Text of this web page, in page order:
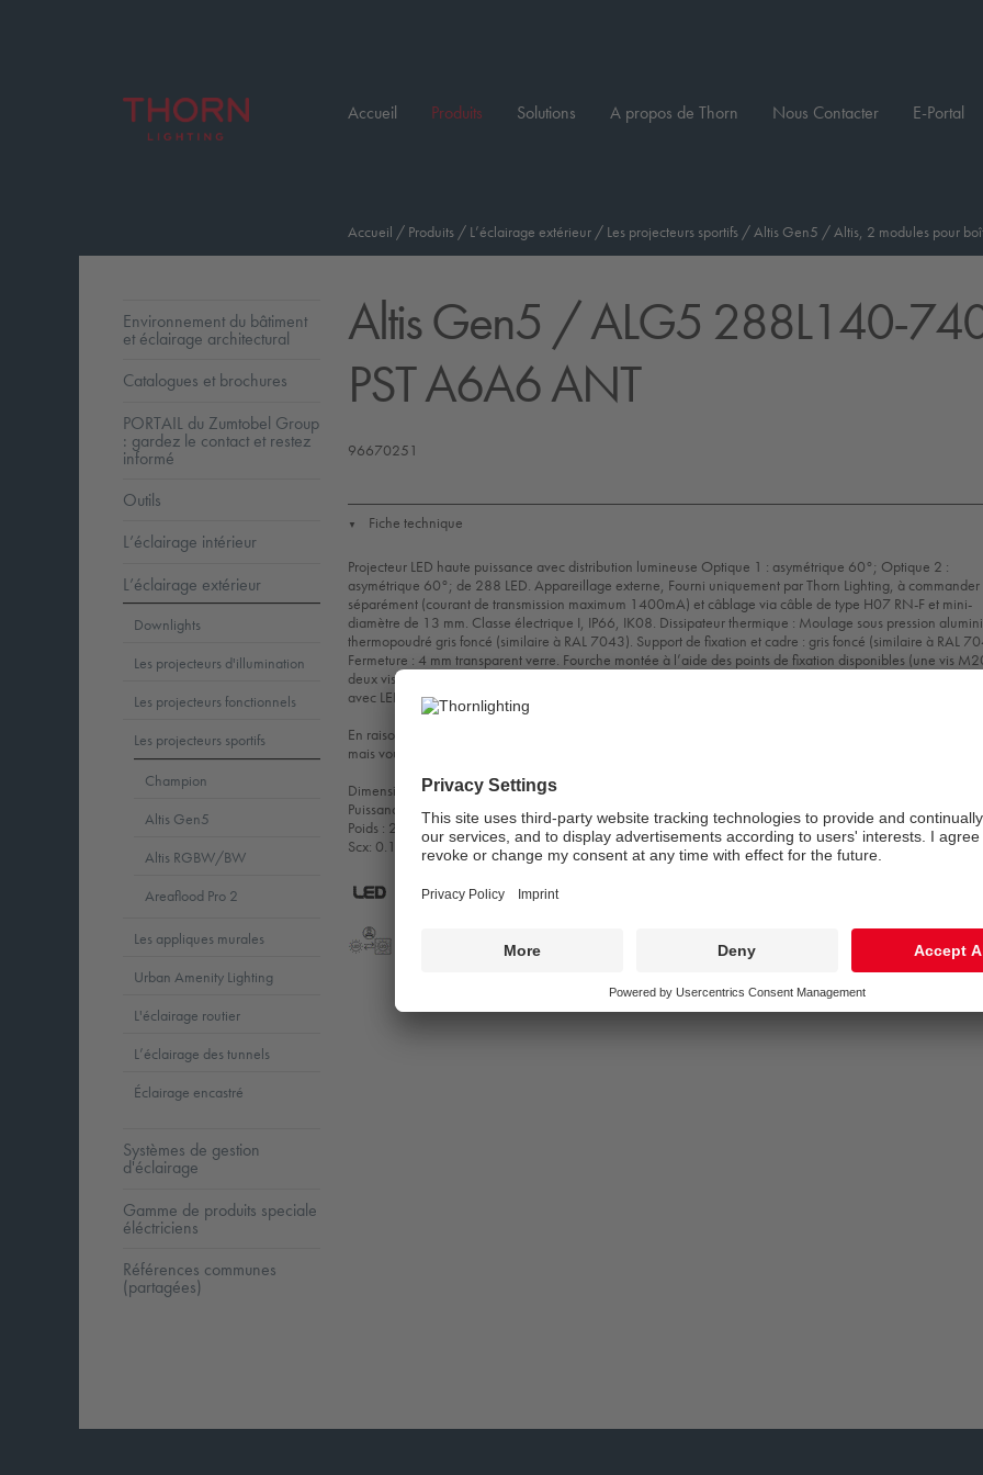
Accueil Produits Solutions A propos de Thorn Nous Contacter E-Portal
Accueil / Produits / L’éclairage extérieur / Les projecteurs sportifs /Altis Gen5 /Altis, 2 modules pour
Altis Gen5 / ALG5 288L140-
PST A6A6 ANT
96670251
▼ Fiche technique
Projecteur LED haute puissance avec distribution lumineuse Optique 1 : asymétrique 60°; Optique 2 :
asymétrique 60°; de 288 LED. Appareillage externe, Fourni uniquement par Thorn Lighting, à commander
séparément (courant de transmission maximum 1400mA) et câblage via câble de type H07 RN-F et mini-
diamètre de 13 mm. Classe électrique I, IP66, IK08. Dissipateur thermique : Moulage sous pression
thermopoudré gris foncé (similaire à RAL 7043). Support de fixation et cadre : gris foncé (similaire à RAL
Fermeture : 4 mm transparent verre. Fourche montée à l’aide des points de fixation disponibles (une vis
deux vis M14). Fonctionnement à faibles papillotements (< 1 %) adapté à une diffusion TV haute définition.
avec LED 4 000 K
En raison des exigences de calcul uniques de ce produit, les données photométriques ne sont pas fournies
mais vous pouvez obtenir des conseils de conception auprès de votre représentant local.
Dimensions : 530 x 757 x 574 mm
Puissance du luminaire: 1225 W
Poids : 22,8 kg
Scx: 0.16m² at 0°
Environnement du bâtiment
et éclairage architectural
Catalogues et brochures
PORTAIL du Zumtobel Group
: gardez le contact et restez
informé
Outils
L’éclairage intérieur
L’éclairage extérieur
Downlights
Les projecteurs d'illumination
Les projecteurs fonctionnels
Les projecteurs sportifs
Champion
Altis Gen5
Altis RGBW/BW
Areaflood Pro 2
Les appliques murales
Urban Amenity Lighting
L'éclairage routier
L’éclairage des tunnels
Éclairage encastré
Systèmes de gestion
d'éclairage
Gamme de produits speciale
éléctriciens
Références communes
(partagées)